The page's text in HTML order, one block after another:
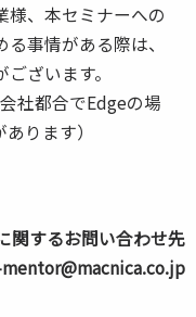
様、本セミナーへの
事情がある際は、
ざいます。
社都合でEdgeの場
ります）
関するお問い合わせ先